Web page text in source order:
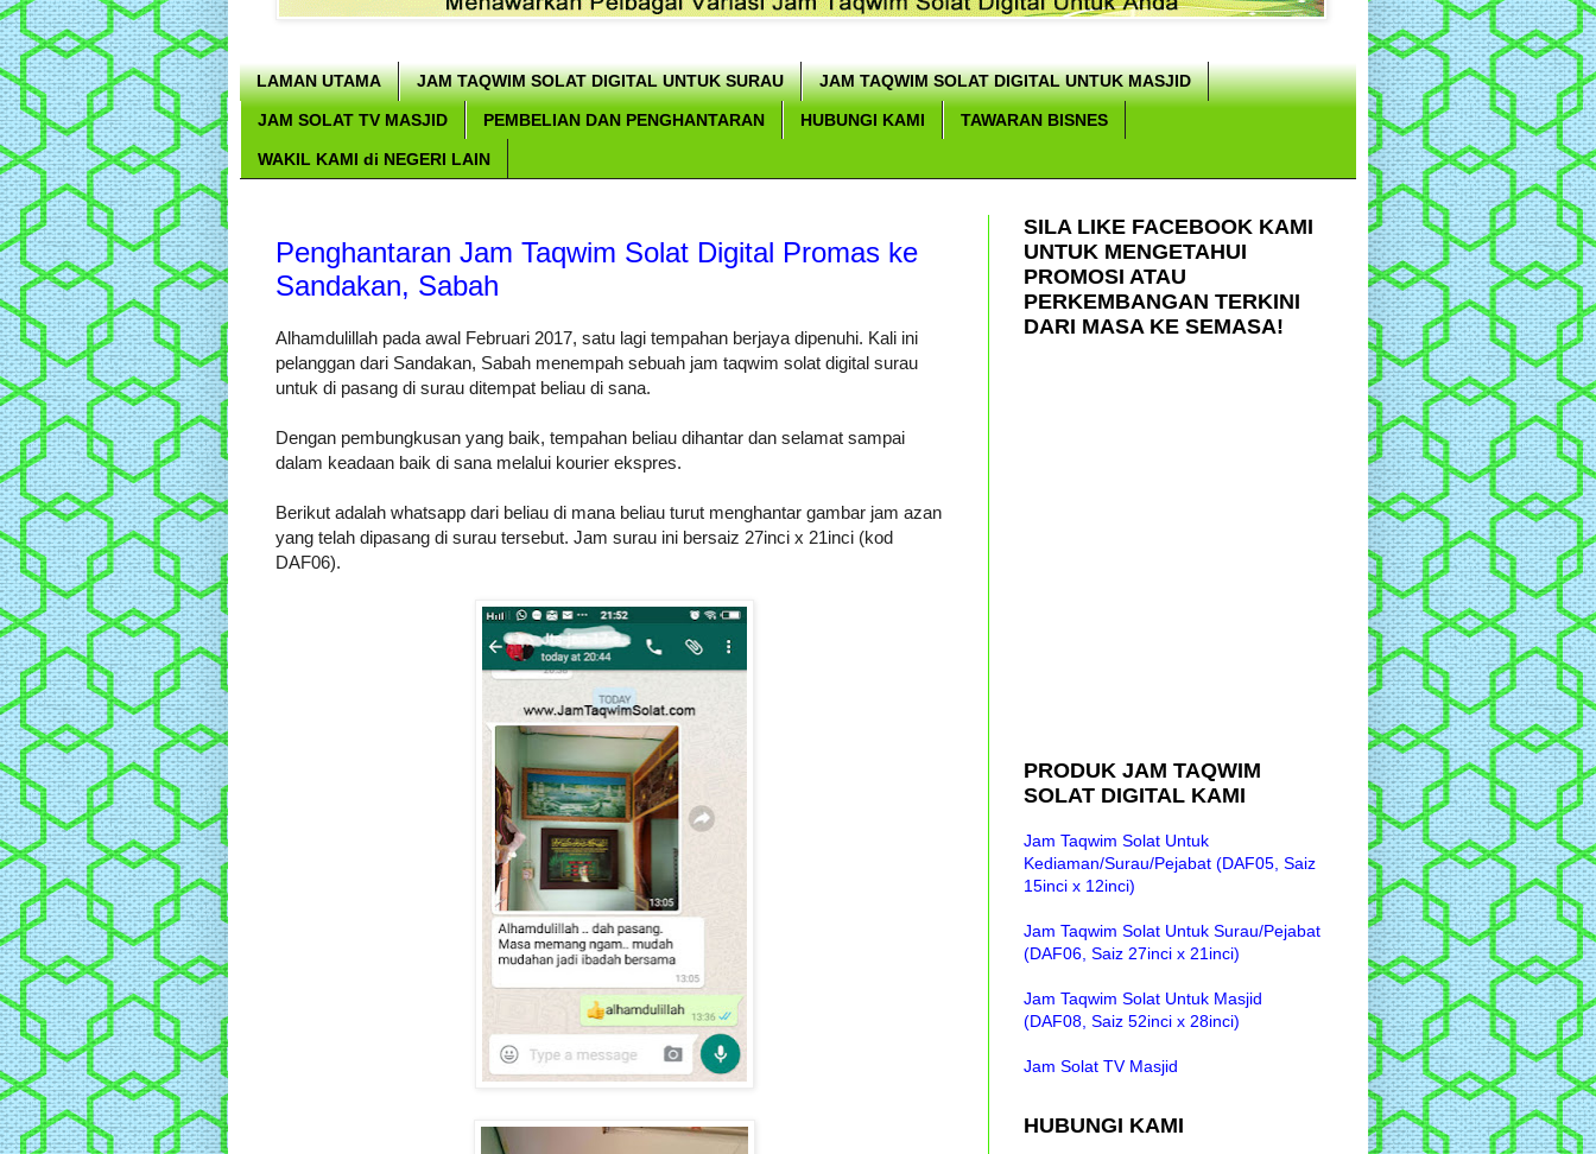
LAMAN UTAMA JAM TAQWIM SOLAT DIGITAL UNTUK SURAU JAM TAQWIM SOLAT DIGITAL UNTUK MASJID
JAM SOLAT TV MASJID PEMBELIAN DAN PENGHANTARAN HUBUNGI KAMI TAWARAN BISNES
WAKIL KAMI di NEGERI LAIN
Penghantaran Jam Taqwim Solat Digital Promas ke
Sandakan, Sabah
Alhamdulillah pada awal Februari 2017, satu lagi tempahan berjaya dipenuhi. Kali ini
pelanggan dari Sandakan, Sabah menempah sebuah jam taqwim solat digital surau
untuk di pasang di surau ditempat beliau di sana.
Dengan pembungkusan yang baik, tempahan beliau dihantar dan selamat sampai
dalam keadaan baik di sana melalui kourier ekspres.
Berikut adalah whatsapp dari beliau di mana beliau turut menghantar gambar jam azan
yang telah dipasang di surau tersebut. Jam surau ini bersaiz 27inci x 21inci (kod
DAF06).
SILA LIKE FACEBOOK KAMI
UNTUK MENGETAHUI
PROMOSI ATAU
PERKEMBANGAN TERKINI
DARI MASA KE SEMASA!
PRODUK JAM TAQWIM
SOLAT DIGITAL KAMI
Jam Taqwim Solat Untuk
Kediaman/Surau/Pejabat (DAF05, Saiz
15inci x 12inci)
Jam Taqwim Solat Untuk Surau/Pejabat
(DAF06, Saiz 27inci x 21inci)
Jam Taqwim Solat Untuk Masjid
(DAF08, Saiz 52inci x 28inci)
Jam Solat TV Masjid
HUBUNGI KAMI